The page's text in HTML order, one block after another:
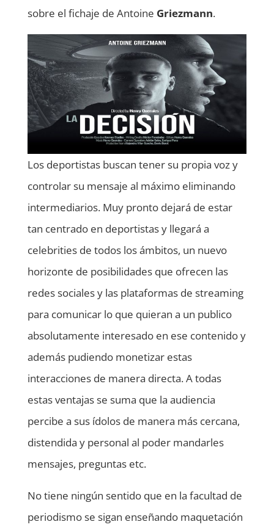
sobre el fichaje de Antoine Griezmann.
Los deportistas buscan tener su propia voz y
controlar su mensaje al máximo eliminando
intermediarios. Muy pronto dejará de estar
tan centrado en deportistas y llegará a
celebrities de todos los ámbitos, un nuevo
horizonte de posibilidades que ofrecen las
redes sociales y las plataformas de streaming
para comunicar lo que quieran a un publico
absolutamente interesado en ese contenido y
además pudiendo monetizar estas
interacciones de manera directa. A todas
estas ventajas se suma que la audiencia
percibe a sus ídolos de manera más cercana,
distendida y personal al poder mandarles
mensajes, preguntas etc.
No tiene ningún sentido que en la facultad de
periodismo se sigan enseñando maquetación